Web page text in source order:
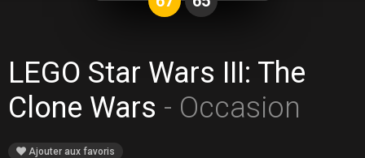
LEGO Star Wars III: The
Clone Wars - Occasion
Ajouter aux favoris